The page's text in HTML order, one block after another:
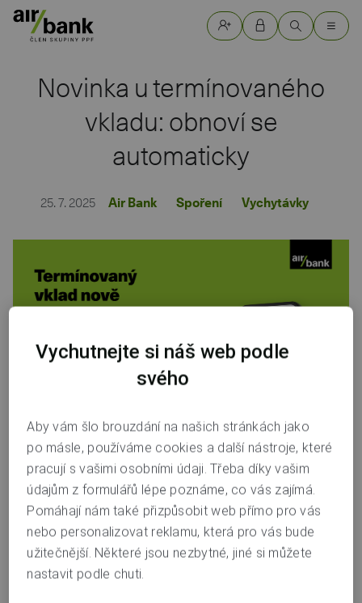
Novinka u termínovaného
vkladu: obnoví se
automaticky
25. 7. 2025 Air Bank Spoření Vychytávky
Rádi děláme věci jednoduše — a u spoření
to platí dvojnásob. Pokud máte
termínovaný vklad, máme pro vás novinku,
která vám ušetří starosti. Už si nemusíte
hlídat, kdy vklad skončí. Díky automatické
Vychutnejte si náš web podle
svého
Aby vám šlo brouzdání na našich stránkách jako
po másle, používáme cookies a další nástroje, které
pracují s vašimi osobními údaji. Třeba díky vašim
údajům z formulářů lépe poznáme, co vás zajímá.
Pomáhají nám také přizpůsobit web přímo pro vás
nebo personalizovat reklamu, která pro vás bude
užitečnější. Některé jsou nezbytné, jiné si můžete
nastavit podle chuti.